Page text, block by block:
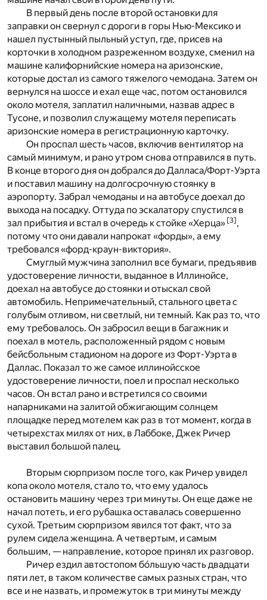
В первый день после второй остановки для
заправки он свернул с дороги в горы Нью-Мексико и
нашел пустынный пыльный уступ, где, присев на
корточки в холодном разреженном воздухе, сменил на
машине калифорнийские номера на аризонские,
которые достал из самого тяжелого чемодана. Затем он
вернулся на шоссе и ехал еще час, потом остановился
около мотеля, заплатил наличными, назвав адрес в
Тусоне, и позволил служащему мотеля переписать
аризонские номера в регистрационную карточку.
Он проспал шесть часов, включив вентилятор на
самый минимум, и рано утром снова отправился в путь.
В конце второго дня он добрался до Далласа/Форт-Уэрта
и поставил машину на долгосрочную стоянку в
аэропорту. Забрал чемоданы и на автобусе доехал до
выхода на посадку. Оттуда по эскалатору спустился в
зал прибытия и встал в очередь к стойке «Херца» [3],
потому что они давали напрокат «форды», а ему
требовался «форд-краун-виктория».
Смуглый мужчина заполнил все бумаги, предъявив
удостоверение личности, выданное в Иллинойсе,
доехал на автобусе до стоянки и отыскал свой
автомобиль. Непримечательный, стального цвета с
голубым отливом, ни светлый, ни темный. Как раз то, что
ему требовалось. Он забросил вещи в багажник и
поехал в мотель, расположенный рядом с новым
бейсбольным стадионом на дороге из Форт-Уэрта в
Даллас. Показал то же самое иллинойсское
удостоверение личности, поел и проспал несколько
часов. Он встал рано и встретился со своими
напарниками на залитой обжигающим солнцем
площадке перед мотелем как раз в тот момент, когда в
четырехстах милях от них, в Лаббоке, Джек Ричер
выставил большой палец.
Вторым сюрпризом после того, как Ричер увидел
копа около мотеля, стало то, что ему удалось
остановить машину через три минуты. Он еще даже не
начал потеть, и его рубашка оставалась совершенно
сухой. Третьим сюрпризом явился тот факт, что за
рулем сидела женщина. А четвертым, и самым
большим, — направление, которое принял их разговор.
Ричер ездил автостопом бóльшую часть двадцати
пяти лет, в таком количестве самых разных стран, что
все и не назвать, и промежуток в три минуты между